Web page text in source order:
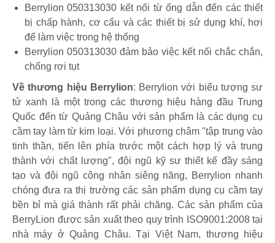
Berrylion 050313030 kết nối từ ống dẫn đến các thiết
bị chấp hành, cơ cấu và các thiết bị sử dụng khí, hơi
để làm việc trong hệ thống
Berrylion 050313030 đảm bảo việc kết nối chắc chắn,
chống rơi tụt
Về thương hiệu Berrylion: Berrylion với biểu tượng sư
tử xanh là một trong các thương hiệu hàng đầu Trung
Quốc đến từ Quảng Châu với sản phẩm là các dụng cụ
cầm tay làm từ kim loại. Với phương châm "tập trung vào
tinh thần, tiến lên phía trước một cách hợp lý và trung
thành với chất lượng", đội ngũ kỹ sư thiết kế đầy sáng
tạo và đội ngũ công nhân siêng năng, Berrylion nhanh
chóng đưa ra thị trường các sản phẩm dụng cụ cầm tay
bền bỉ mà giá thành rất phải chăng. Các sản phẩm của
BerryLion được sản xuất theo quy trình ISO9001:2008 tại
nhà máy ở Quảng Châu. Tại Việt Nam, thương hiệu